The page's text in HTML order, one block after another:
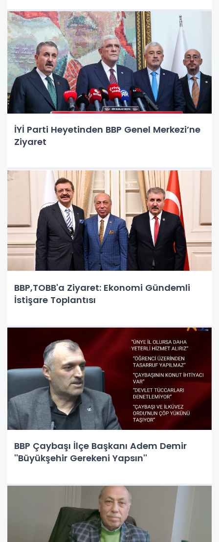
İYİ Parti Heyetinden BBP Genel Merkezi’ne
Ziyaret
BBP,TOBB'a Ziyaret: Ekonomi Gündemli
İstişare Toplantısı
BBP Çaybaşı İlçe Başkanı Adem Demir
''Büyükşehir Gerekeni Yapsın''